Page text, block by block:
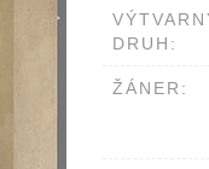
DRUH:
ŽÁNER: